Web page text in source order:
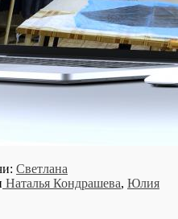
Светлана
Наталья Кондрашева, Юлия